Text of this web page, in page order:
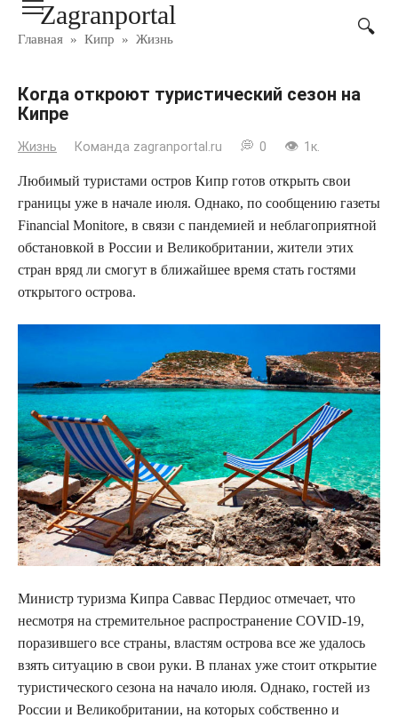
ПерейтиZagranportal
Главная » Кипр » Жизнь
Когда откроют туристический сезон на
Кипре
Жизнь Команда zagranportal.ru 0 1к.
Любимый туристами остров Кипр готов открыть свои
границы уже в начале июля. Однако, по сообщению газеты
Financial Monitore, в связи с пандемией и неблагоприятной
обстановкой в России и Великобритании, жители этих
стран вряд ли смогут в ближайшее время стать гостями
открытого острова.
Министр туризма Кипра Саввас Пердиос отмечает, что
несмотря на стремительное распространение COVID-19,
поразившего все страны, властям острова все же удалось
взять ситуацию в свои руки. В планах уже стоит открытие
туристического сезона на начало июля. Однако, гостей из
России и Великобритании, на которых собственно и